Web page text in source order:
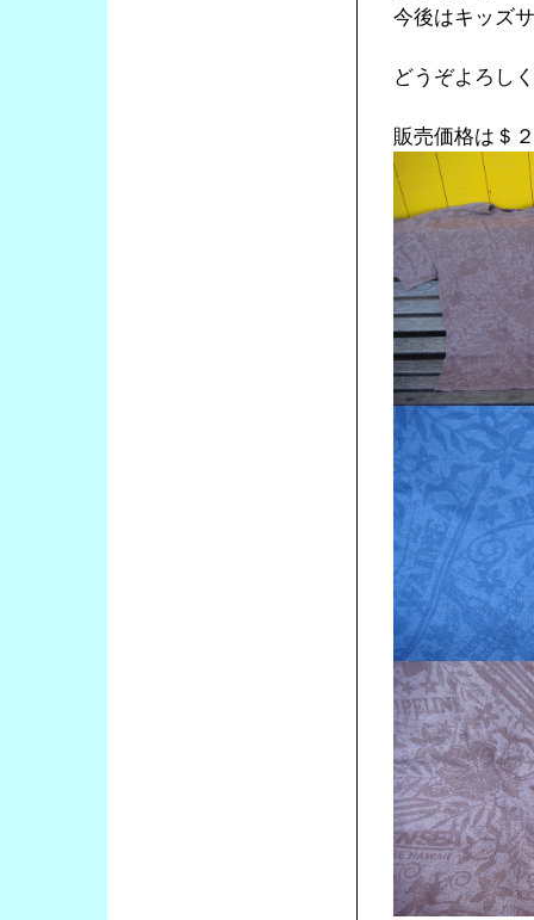
今後はキッズ
どうぞよろし
販売価格は＄